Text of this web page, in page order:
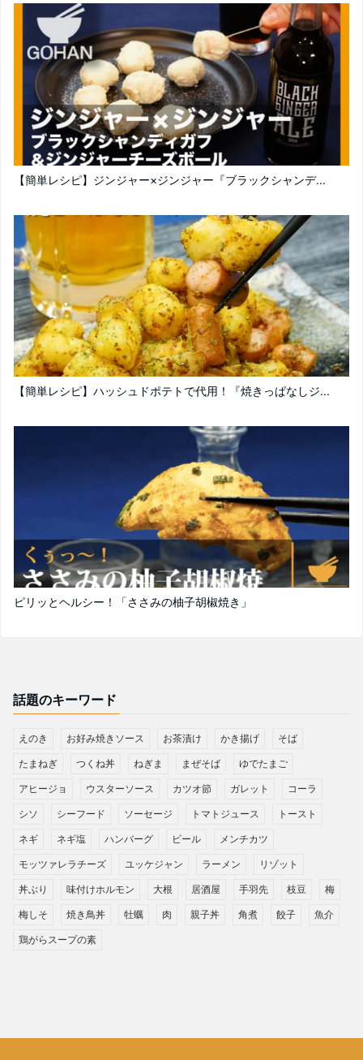
【簡単レシピ】ジンジャー×ジンジャー『ブラックシャンデ...
【簡単レシピ】ハッシュドポテトで代用！『焼きっぱなしジ...
ピリッとヘルシー！「ささみの柚子胡椒焼き」
話題のキーワード
えのき お好み焼きソース お茶漬け かき揚げ そば
たまねぎ つくね丼 ねぎま まぜそば ゆでたまご
アヒージョ ウスターソース カツオ節 ガレット コーラ
シソ シーフード ソーセージ トマトジュース トースト
ネギ ネギ塩 ハンバーグ ビール メンチカツ
モッツァレラチーズ ユッケジャン ラーメン リゾット
丼ぶり 味付けホルモン 大根 居酒屋 手羽先 枝豆 梅
梅しそ 焼き鳥丼 牡蠣 肉 親子丼 角煮 餃子 魚介
鶏がらスープの素